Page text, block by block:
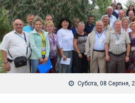
Skip
to
content
Субота, 08 Серпня,